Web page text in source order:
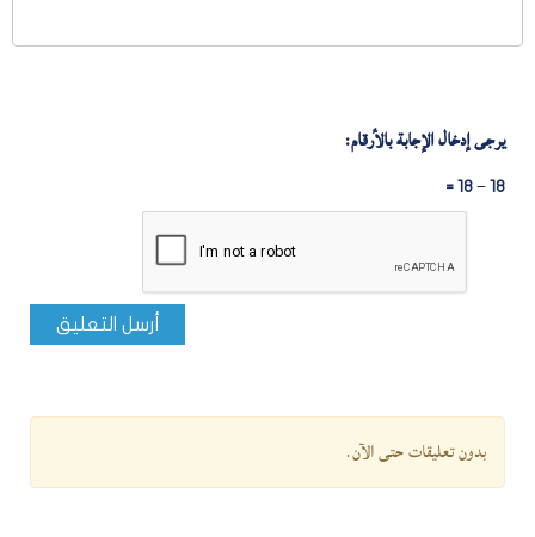
يرجى إدخال الإجابة بالأرقام:
18 − 18 =
أرسل التعليق
بدون تعليقات حتى الآن.